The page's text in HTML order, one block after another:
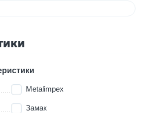
Metalimpex
Замак